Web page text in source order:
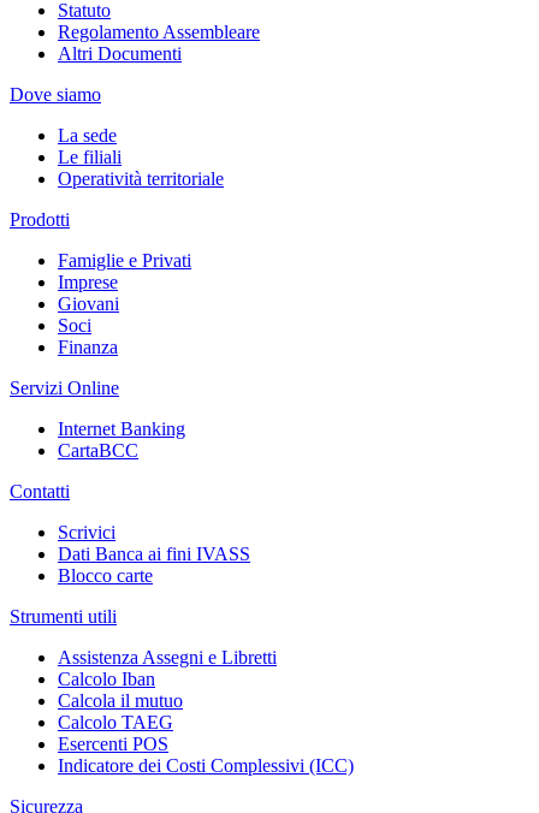
Statuto
Regolamento Assembleare
Altri Documenti
Dove siamo
La sede
Le filiali
Operatività territoriale
Prodotti
Famiglie e Privati
Imprese
Giovani
Soci
Finanza
Servizi Online
Internet Banking
CartaBCC
Contatti
Scrivici
Dati Banca ai fini IVASS
Blocco carte
Strumenti utili
Assistenza Assegni e Libretti
Calcolo Iban
Calcola il mutuo
Calcolo TAEG
Esercenti POS
Indicatore dei Costi Complessivi (ICC)
Sicurezza